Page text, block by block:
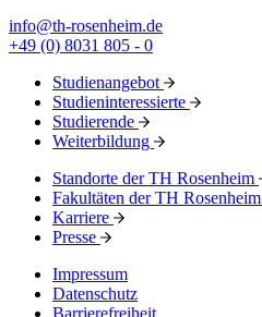
info@th-rosenheim.de
+49 (0) 8031 805 - 0
Studienangebot
Studieninteressierte
Studierende
Weiterbildung
Standorte der TH Rosenheim
Fakultäten der TH Rosenheim
Karriere
Presse
Impressum
Datenschutz